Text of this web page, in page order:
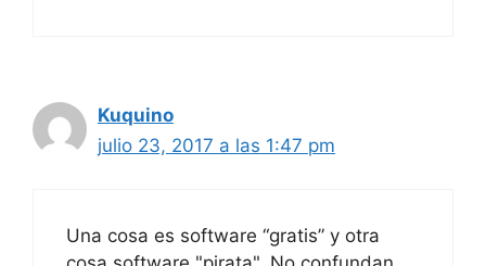
Kuquino
julio 23, 2017 a las 1:47 pm
Una cosa es software “gratis” y otra